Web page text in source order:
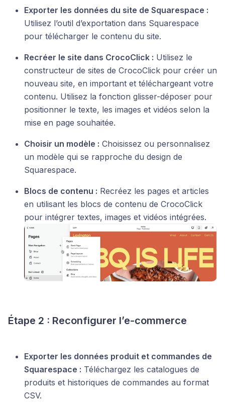
Exporter les données du site de Squarespace :
Utilisez l’outil d’exportation dans Squarespace
pour télécharger le contenu du site.
Recréer le site dans CrocoClick : Utilisez le
constructeur de sites de CrocoClick pour créer un
nouveau site, en important et téléchargeant votre
contenu. Utilisez la fonction glisser-déposer pour
positionner le texte, les images et vidéos selon la
mise en page souhaitée.
Choisir un modèle : Choisissez ou personnalisez
un modèle qui se rapproche du design de
Squarespace.
Blocs de contenu : Recréez les pages et articles
en utilisant les blocs de contenu de CrocoClick
pour intégrer textes, images et vidéos intégrées.
Étape 2 : Reconfigurer l’e-commerce
Exporter les données produit et commandes de
Squarespace : Téléchargez les catalogues de
produits et historiques de commandes au format
CSV.